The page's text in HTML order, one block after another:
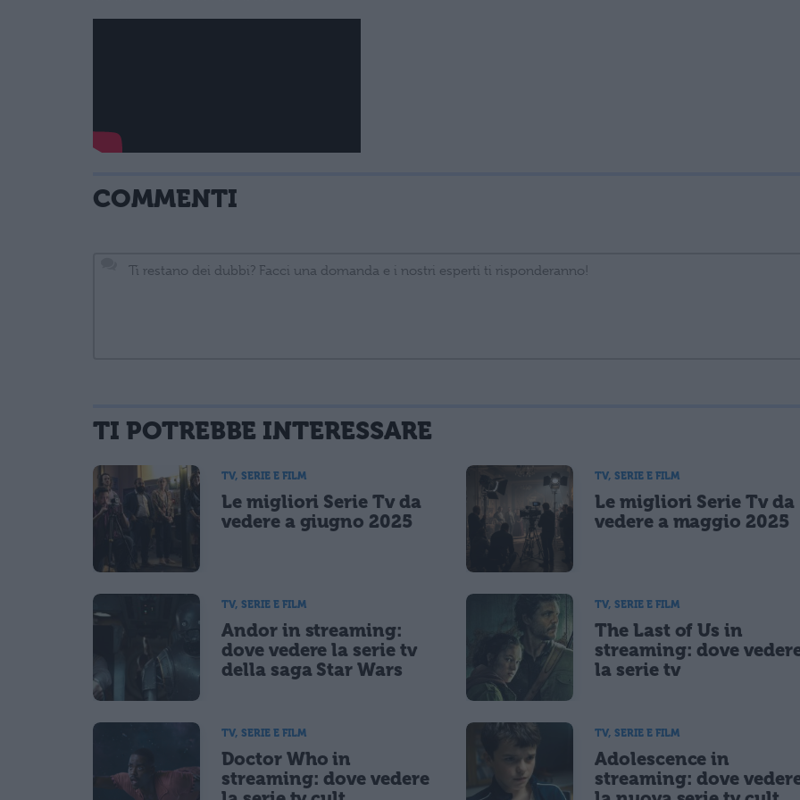
COMMENTI
informativa privacy
. Pubblicando questo commento dai il consenso affinché un cookie salvi i tuoi dati (nome, email) per il prossimo commento.
Ho letto e acconsento l' informativasulla privacy
Acconsento all'uso dei miei dati da parte di terzi per finalità di marketing diretto con modalità automatizzate o tradizionali
CONFERMA E PUBBLICA
TI POTREBBE INTERESSARE
TV, SERIE E FILM
Le migliori Serie Tv da
vedere a giugno 2025
TV, SERIE E FILM
Le migliori Serie Tv da
vedere a maggio 2025
TV, SERIE E FILM
Andor in streaming:
dove vedere la serie tv
della saga Star Wars
TV, SERIE E FILM
The Last of Us in
streaming: dove
la serie tv
TV, SERIE E FILM
Doctor Who in
streaming: dove vedere
TV, SERIE E FILM
Adolescence in
streaming: dove